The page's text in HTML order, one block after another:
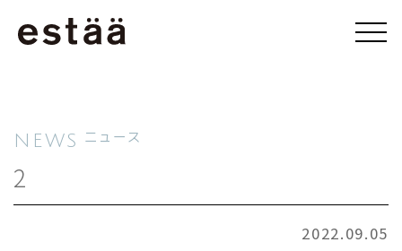
NEWS ニュース
2
2022.09.05